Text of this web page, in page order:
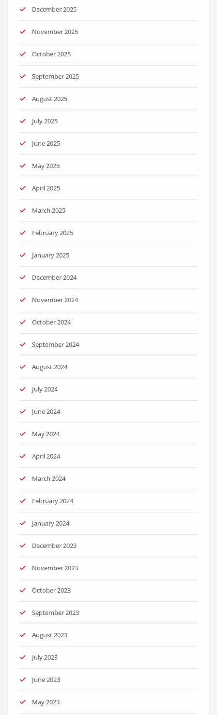
December 2025
November 2025
October 2025
September 2025
August 2025
July 2025
June 2025
May 2025
April 2025
March 2025
February 2025
January 2025
December 2024
November 2024
October 2024
September 2024
August 2024
July 2024
June 2024
May 2024
April 2024
March 2024
February 2024
January 2024
December 2023
November 2023
October 2023
September 2023
August 2023
July 2023
June 2023
May 2023